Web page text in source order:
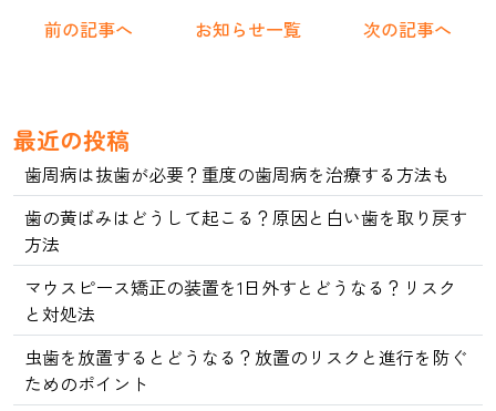
前の記事へ お知らせ一覧 次の記事へ
最近の投稿
歯周病は抜歯が必要？重度の歯周病を治療する方法も
歯の黄ばみはどうして起こる？原因と白い歯を取り戻す
方法
マウスピース矯正の装置を1日外すとどうなる？リスク
と対処法
虫歯を放置するとどうなる？放置のリスクと進行を防ぐ
ためのポイント